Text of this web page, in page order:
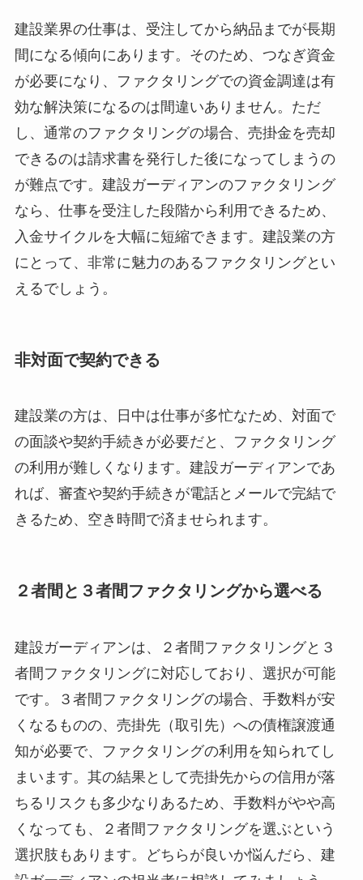
建設業界の仕事は、受注してから納品までが長期
間になる傾向にあります。そのため、つなぎ資金
が必要になり、ファクタリングでの資金調達は有
効な解決策になるのは間違いありません。ただ
し、通常のファクタリングの場合、売掛金を売却
できるのは請求書を発行した後になってしまうの
が難点です。建設ガーディアンのファクタリング
なら、仕事を受注した段階から利用できるため、
入金サイクルを大幅に短縮できます。建設業の方
にとって、非常に魅力のあるファクタリングとい
えるでしょう。
非対面で契約できる
建設業の方は、日中は仕事が多忙なため、対面で
の面談や契約手続きが必要だと、ファクタリング
の利用が難しくなります。建設ガーディアンであ
れば、審査や契約手続きが電話とメールで完結で
きるため、空き時間で済ませられます。
２者間と３者間ファクタリングから選べる
建設ガーディアンは、２者間ファクタリングと３
者間ファクタリングに対応しており、選択が可能
です。３者間ファクタリングの場合、手数料が安
くなるものの、売掛先（取引先）への債権譲渡通
知が必要で、ファクタリングの利用を知られてし
まいます。其の結果として売掛先からの信用が落
ちるリスクも多少なりあるため、手数料がやや高
くなっても、２者間ファクタリングを選ぶという
選択肢もあります。どちらが良いか悩んだら、建